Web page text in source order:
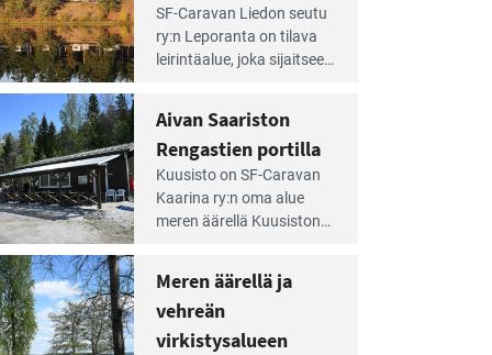
SF-Caravan Liedon seutu
ry:n Leporanta on tilava
leirintäalue, joka sijaitsee
ympärillä. – Lampi on
upea ja puhdas, ja se
tarjoaa ympäris­töineen
kauniit maisemat ja
loistavat virkistäytymis­
Aivan Saariston
Rengastien portilla
Kuusisto on SF-Caravan
Kaarina ry:n oma alue
meren äärellä Kuusiston
lapsiystävällinen,
rauhallinen ja
silmiinpistävän siisti.
Meren äärellä ja
vehreän
virkistysalueen